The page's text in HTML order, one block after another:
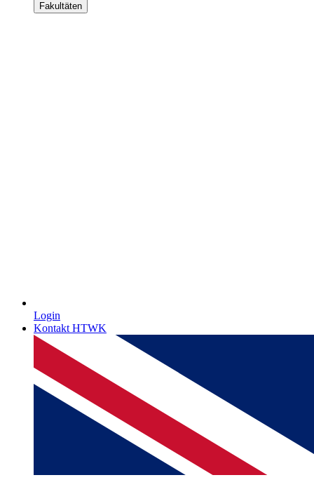
Fakultäten
Login
Kontakt HTWK